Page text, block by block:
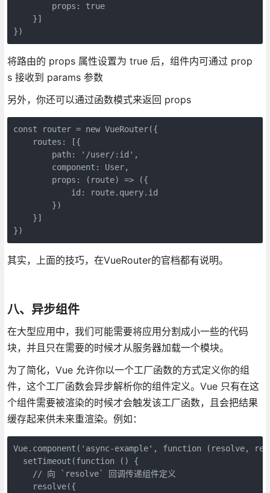
        props: true
    }]
将路由的 props 属性设置为 true 后，组件内可通过 prop
s 接收到 params 参数
另外，你还可以通过函数模式来返回 props
const router = new VueRouter({
    routes: [{
        path: '/user/:id',
        component: User,
        props: (route) => ({
            id: route.query.id
        })
    }]
其实，上面的技巧，在VueRouter的官档都有说明。
八、异步组件
在大型应用中，我们可能需要将应用分割成小一些的代码
块，并且只在需要的时候才从服务器加载一个模块。
为了简化，Vue 允许你以一个工厂函数的方式定义你的组
件，这个工厂函数会异步解析你的组件定义。Vue 只有在这
个组件需要被渲染的时候才会触发该工厂函数，且会把结果
缓存起来供未来重渲染。例如：
Vue.component('async-example', function (resolve,
  setTimeout(function () {
    // 向 `resolve` 回调传递组件定义
    resolve({